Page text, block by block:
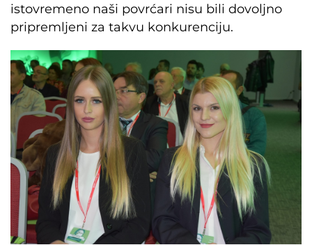
istovremeno naši povrćari nisu bili dovoljno
pripremljeni za takvu konkurenciju.